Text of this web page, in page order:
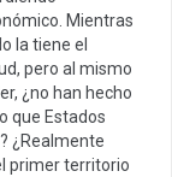
Mientras
la tiene el
pero al mismo
¿no han hecho
que Estados
¿Realmente
primer territorio